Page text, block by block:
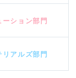
ション部門
アルズ部門